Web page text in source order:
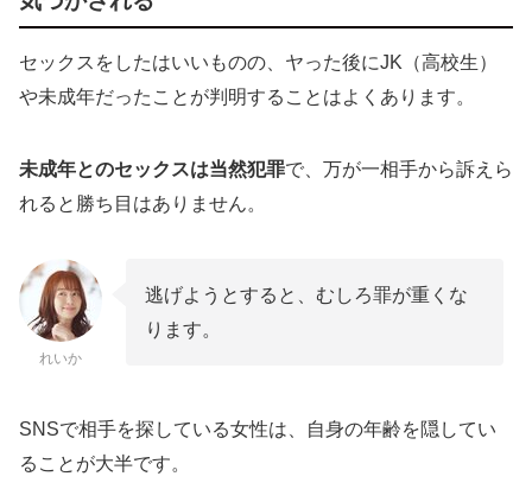
セックスをしたはいいものの、ヤった後にJK（高校生）
や未成年だったことが判明することはよくあります。
未成年とのセックスは当然犯罪で、万が一相手から訴えら
れると勝ち目はありません。
れいか
逃げようとすると、むしろ罪が重くな
ります。
SNSで相手を探している女性は、自身の年齢を隠してい
ることが大半です。